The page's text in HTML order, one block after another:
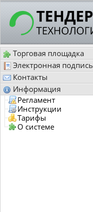
Торговая площадка
Электронная подпись
Контакты
Информация
Регламент
Инструкции
Тарифы
О системе